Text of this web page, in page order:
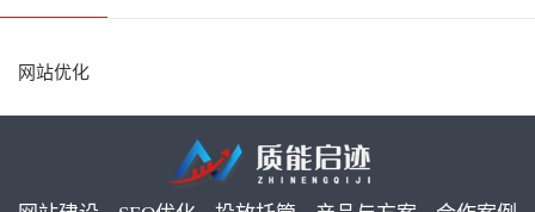
网站优化